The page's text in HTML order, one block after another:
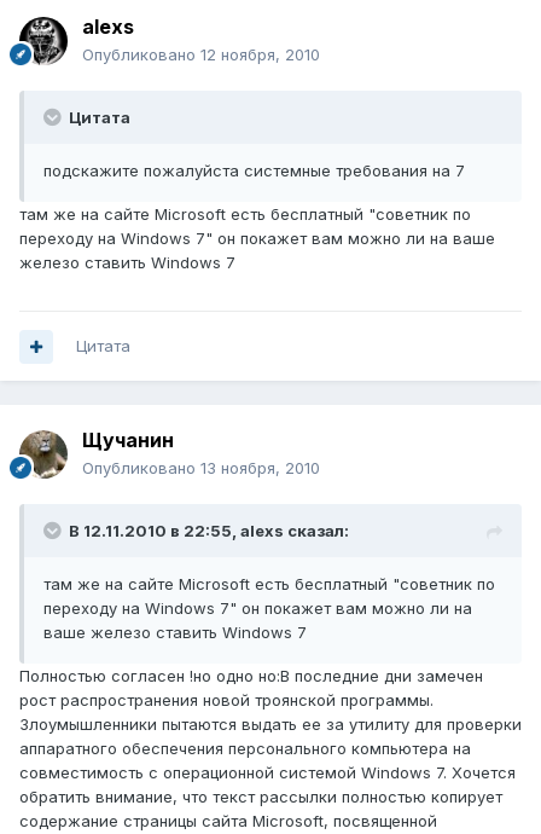
alexs
Опубликовано 12 ноября, 2010
Цитата
подскажите пожалуйста системные требования на 7
там же на сайте Microsoft есть бесплатный "советник по
переходу на Windows 7" он покажет вам можно ли на ваше
железо ставить Windows 7
Цитата
Щучанин
Опубликовано 13 ноября, 2010
В 12.11.2010 в 22:55, alexs сказал:
там же на сайте Microsoft есть бесплатный "советник по
переходу на Windows 7" он покажет вам можно ли на
ваше железо ставить Windows 7
Полностью согласен !но одно но:В последние дни замечен
рост распространения новой троянской программы.
Злоумышленники пытаются выдать ее за утилиту для проверки
аппаратного обеспечения персонального компьютера на
совместимость с операционной системой Windows 7. Хочется
обратить внимание, что текст рассылки полностью копирует
содержание страницы сайта Microsoft, посвященной